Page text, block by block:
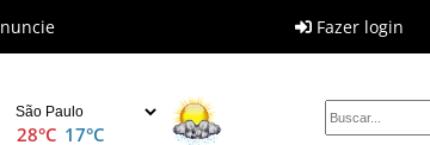
Fazer login
28°C 17°C